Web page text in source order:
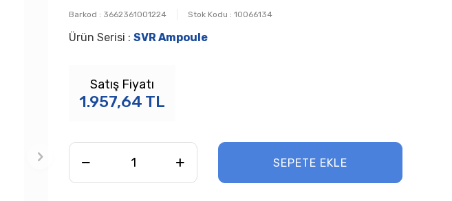
Barkod : 3662361001224 Stok Kodu : 10066134
Ürün Serisi : SVR Ampoule
Satış Fiyatı
1.957,64 TL
SEPETE EKLE